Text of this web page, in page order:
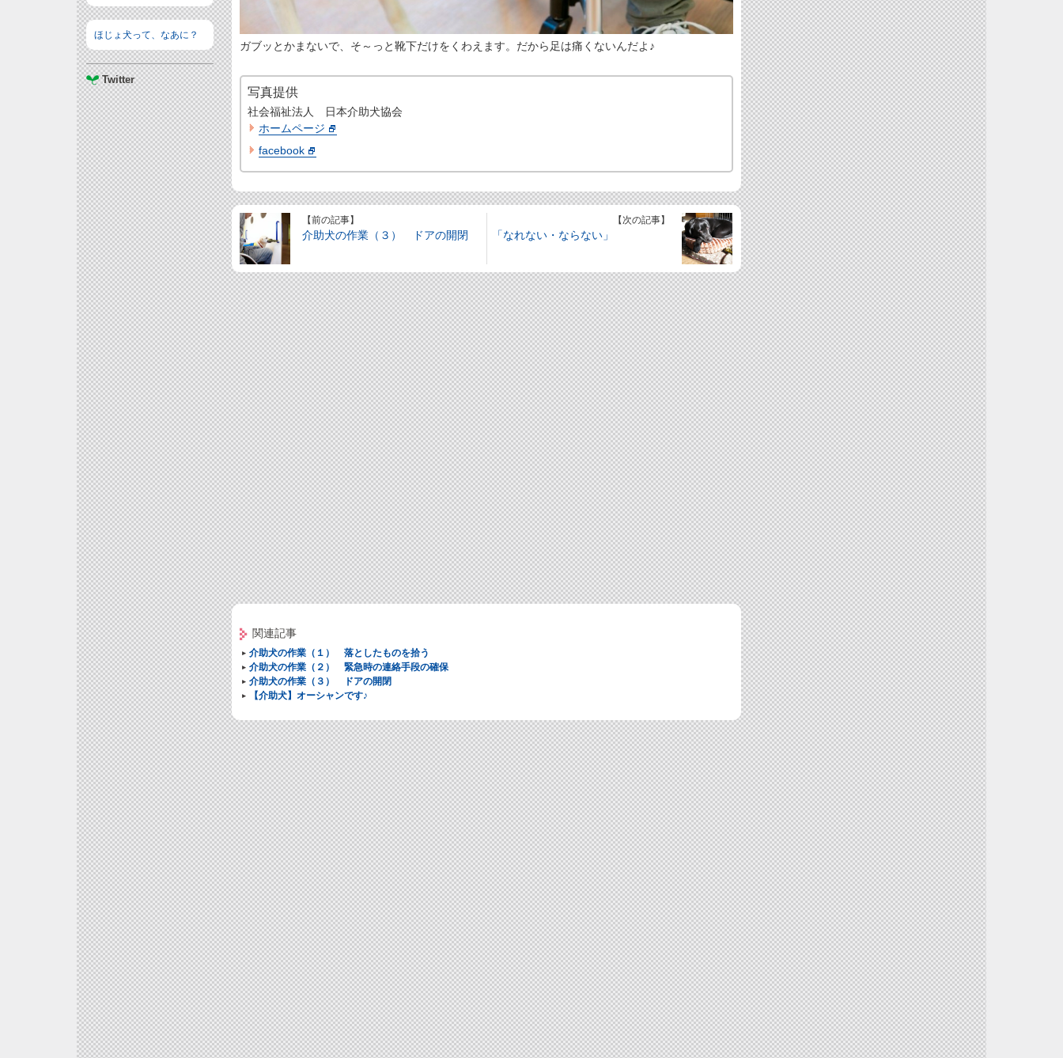
ほじょ犬って、なあに？
Twitter
ガブッとかまないで、そ～っと靴下だけをくわえます。だから足は痛くないんだよ♪
写真提供
社会福祉法人 日本介助犬協会
ホームページ
facebook
【前の記事】
介助犬の作業（３） ドアの開閉
【次の記事】
「なれない・ならない」
関連記事
介助犬の作業（１） 落としたものを拾う
介助犬の作業（２） 緊急時の連絡手段の確保
介助犬の作業（３） ドアの開閉
【介助犬】オーシャンです♪